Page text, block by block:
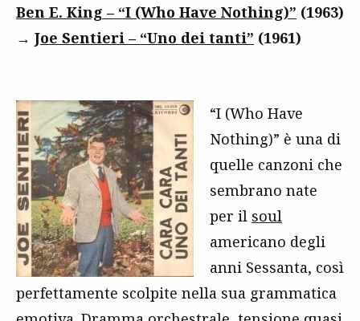
Ben E. King – “I (Who Have Nothing)” (1963)
→ Joe Sentieri – “Uno dei tanti” (1961)
“I (Who Have
Nothing)” è una di
quelle canzoni che
sembrano nate
per il soul
americano degli
anni Sessanta, così
perfettamente scolpite nella sua grammatica